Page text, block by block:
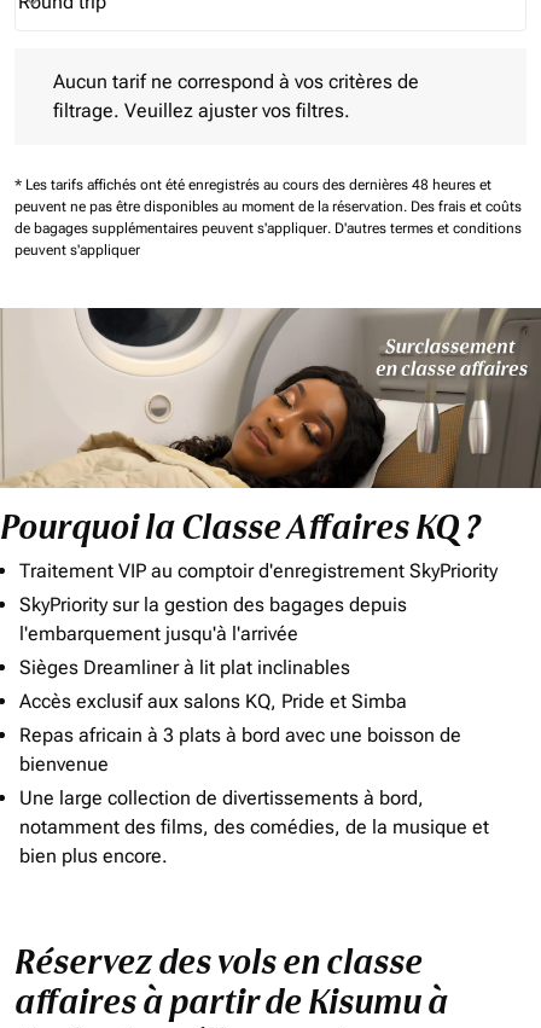
Journey Types option Round trip Selected
Aucun tarif ne correspond à vos critères de
filtrage. Veuillez ajuster vos filtres.
* Les tarifs affichés ont été enregistrés au cours des dernières 48 heures et
peuvent ne pas être disponibles au moment de la réservation. Des frais et coûts
de bagages supplémentaires peuvent s'appliquer. D'autres termes et conditions
peuvent s'appliquer
Pourquoi la Classe Affaires KQ ?
Traitement VIP au comptoir d'enregistrement SkyPriority
SkyPriority sur la gestion des bagages depuis
l'embarquement jusqu'à l'arrivée
Sièges Dreamliner à lit plat inclinables
Accès exclusif aux salons KQ, Pride et Simba
Repas africain à 3 plats à bord avec une boisson de
bienvenue
Une large collection de divertissements à bord,
notamment des films, des comédies, de la musique et
bien plus encore.
Réservez des vols en classe
affaires à partir de Kisumu à